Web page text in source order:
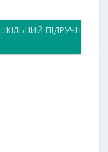
ПІДРУЧНИК